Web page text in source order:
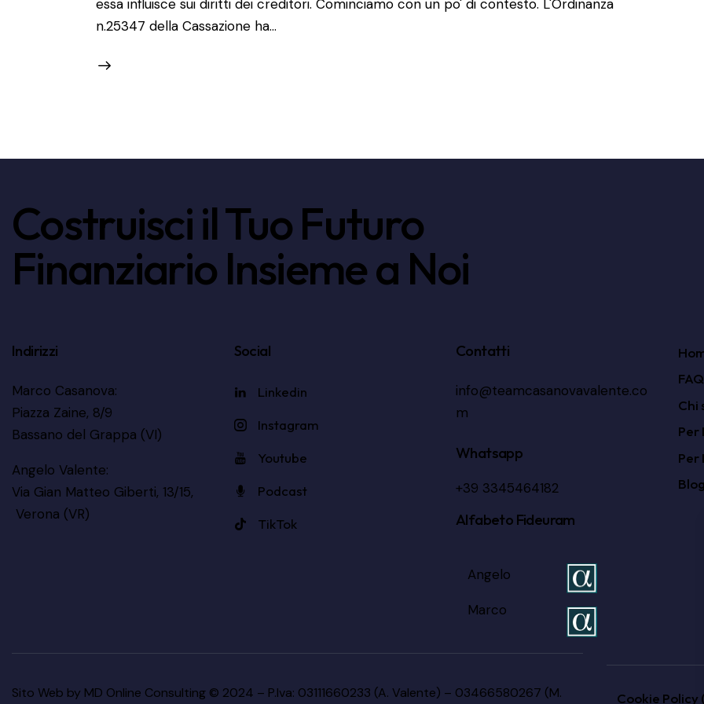
essa influisce sui diritti dei creditori. Cominciamo con un po' di contesto. L'Ordinanza
n.25347 della Cassazione ha…
Costruisci il Tuo Futuro
Finanziario Insieme a Noi
Indirizzi
Marco Casanova:
Piazza Zaine, 8/9
Bassano del Grappa (VI)
Angelo Valente:
Via Gian Matteo Giberti, 13/15,
Verona (VR)
Social
Linkedin
Instagram
Youtube
Podcast
TikTok
Contatti
info@teamcasanovavalente.co
m
Whatsapp
+39 3345464182
Alfabeto Fideuram
Angelo
Marco
FAQ
Chi
Per
Per
Blog
Sito Web by MD Online Consulting © 2024 – P.Iva: 03111660233 (A. Valente) – 03466580267 (M. Cookie Policy